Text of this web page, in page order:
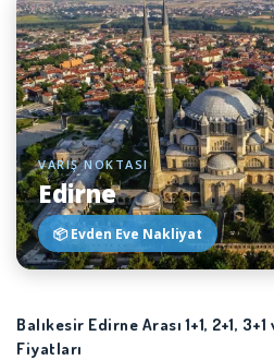
VARIŞ NOKTASI
Edirne
📦 Evden Eve Nakliyat
Balıkesir Edirne Arası 1+1, 2+1,
Fiyatları